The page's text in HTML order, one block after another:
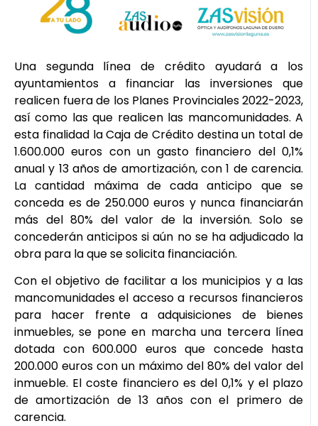
Una segunda línea de crédito ayudará a los
ayuntamientos a financiar las inversiones que
realicen fuera de los Planes Provinciales 2022-2023,
así como las que realicen las mancomunidades. A
esta finalidad la Caja de Crédito destina un total de
1.600.000 euros con un gasto financiero del 0,1%
anual y 13 años de amortización, con 1 de carencia.
La cantidad máxima de cada anticipo que se
conceda es de 250.000 euros y nunca financiarán
más del 80% del valor de la inversión. Solo se
concederán anticipos si aún no se ha adjudicado la
obra para la que se solicita financiación.
Con el objetivo de facilitar a los municipios y a las
mancomunidades el acceso a recursos financieros
para hacer frente a adquisiciones de bienes
inmuebles, se pone en marcha una tercera línea
dotada con 600.000 euros que concede hasta
200.000 euros con un máximo del 80% del valor del
inmueble. El coste financiero es del 0,1% y el plazo
de amortización de 13 años con el primero de
carencia.